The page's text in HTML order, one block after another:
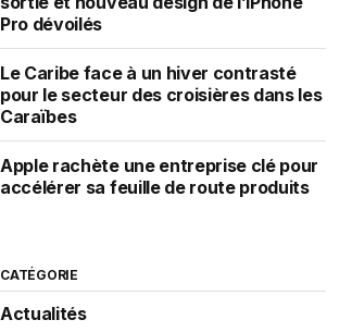
Pro dévoilés
Le Caribe face à un hiver contrasté
pour le secteur des croisières dans les
Caraïbes
Apple rachète une entreprise clé pour
accélérer sa feuille de route produits
CATÉGORIE
Actualités